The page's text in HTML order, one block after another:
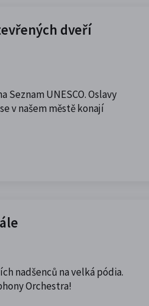
dveří
UNESCO. Oslavy
v našem městě konají
nadšenců na velká pódia.
Orchestra!